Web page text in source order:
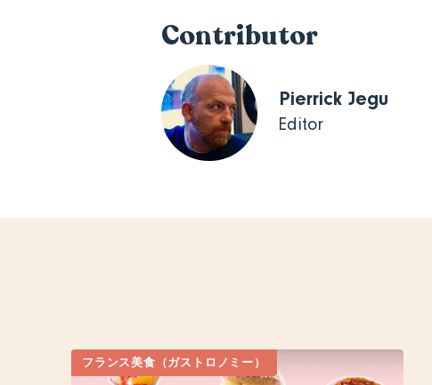
Contributor
Pierrick Jegu
Editor
フランス美食（ガストロノミー）